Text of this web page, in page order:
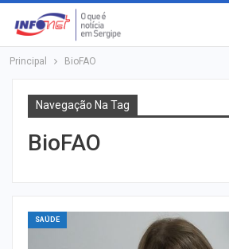
Principal BioFAO
Navegação Na Tag
BioFAO
SAÚDE